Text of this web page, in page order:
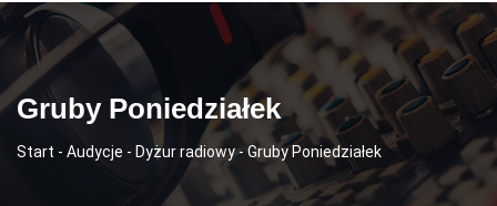
Gruby Poniedziałek
Start - Audycje - Dyżur radiowy- Gruby Poniedziałek